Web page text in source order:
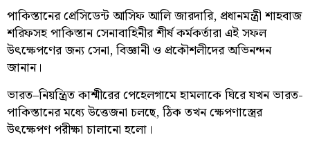
পাকিস্তানের প্রেসিডেন্ট আসিফ আলি জারদারি, প্রধানমন্ত্রী শাহবাজ
শরিফসহ পাকিস্তান সেনাবাহিনীর শীর্ষ কর্মকর্তারা এই সফল
উৎক্ষেপণের জন্য সেনা, বিজ্ঞানী ও প্রকৌশলীদের অভিনন্দন
জানান।
ভারত–নিয়ন্ত্রিত কাশ্মীরের পেহেলগামে হামলাকে ঘিরে যখন ভারত-
পাকিস্তানের মধ্যে উত্তেজনা চলছে, ঠিক তখন ক্ষেপণাস্ত্রের
উৎক্ষেপণ পরীক্ষা চালানো হলো।